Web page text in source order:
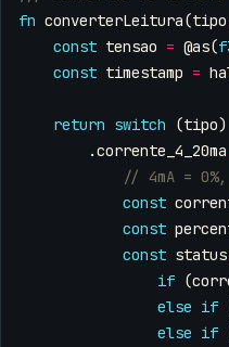
fn converterLeitura(tipo
const tensao = @as(
const timestamp =
return switch (tipo)
.corrente_4_20ma
const
const
const status
if (
else if
else if